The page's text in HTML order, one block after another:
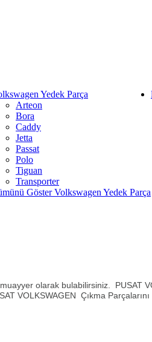
Yedek Parça
Arteon
Bora
Caddy
Jetta
Passat
Polo
Tiguan
Transporter
Göster Volkswagen Yedek Parça
olarak bulabilirsiniz. PUSAT
VOLKSWAGEN Çıkma